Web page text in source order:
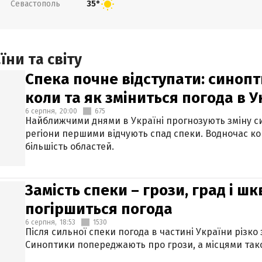
Севастополь 35°
та світу
Спека почне відступати:
коли та як зміниться погода в
6 серпня, 20:00 675
Найближчими днями в Україні прогнозують зміну
регіони першими відчують спад спеки. Водночас
більшість областей.
Замість спеки – грози, град і
погіршиться погода
6 серпня, 18:53 1530
Після сильної спеки погода в частині України
Синоптики попереджають про грози, а місцями